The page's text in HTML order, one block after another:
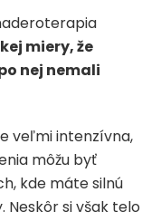
miery, že
nej nemali
veľmi intenzívna,
môžu byť
kde máte silnú
si však telo